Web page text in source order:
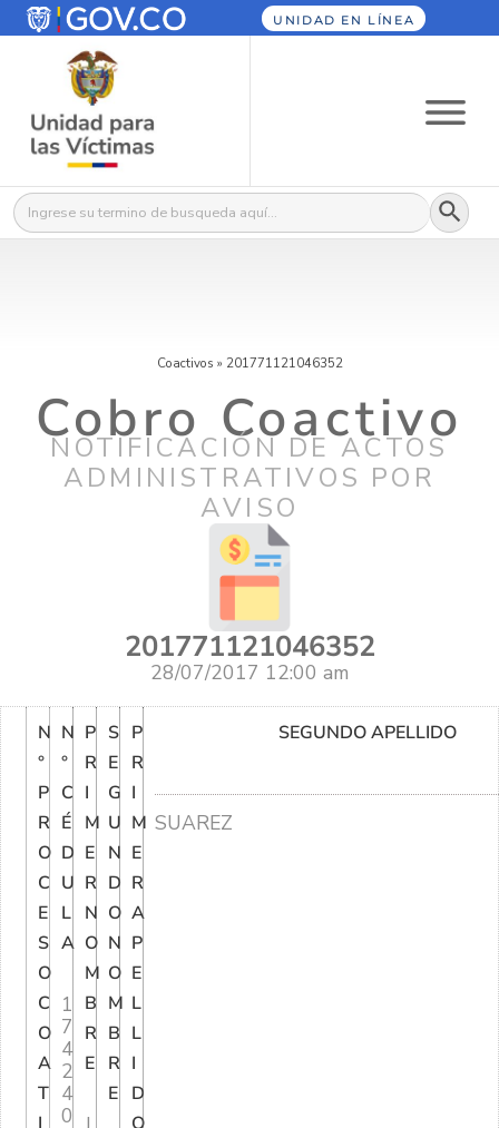
UNIDAD EN LÍNEA
Buscar: Botón
Coactivos » 201771121046352
Cobro Coactivo
NOTIFICACIÓN DE ACTOS
ADMINISTRATIVOS POR
AVISO
201771121046352
28/07/2017 12:00 am
N
°
P
R
O
C
E
S
O
C
O
A
T
N
°
C
É
D
U
L
A
1
7
4
2
4
0
P
R
I
M
E
R
N
O
M
B
R
E
S
E
G
U
N
D
O
N
O
M
B
R
E
P
R
I
M
E
R
A
P
E
L
L
I
D
SEGUNDO APELLIDO
SUAREZ